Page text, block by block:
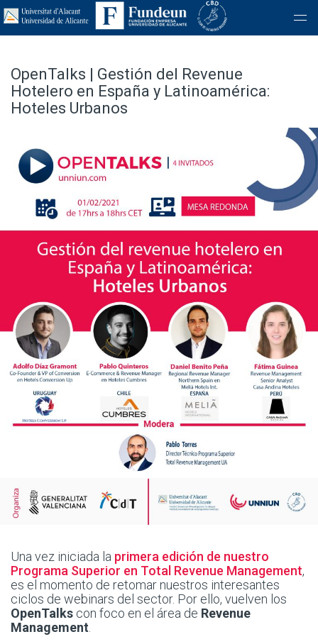
OpenTalks | Gestión del Revenue
Hotelero en España y Latinoamérica:
Hoteles Urbanos
Una vez iniciada la primera edición de nuestro
Programa Superior en Total Revenue Management,
es el momento de retomar nuestros interesantes
ciclos de webinars del sector. Por ello, vuelven los
OpenTalks con foco en el área de Revenue
Management